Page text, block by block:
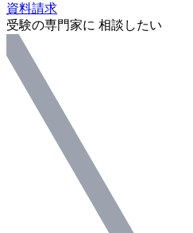
資料請求
受験の専門家に 相談したい